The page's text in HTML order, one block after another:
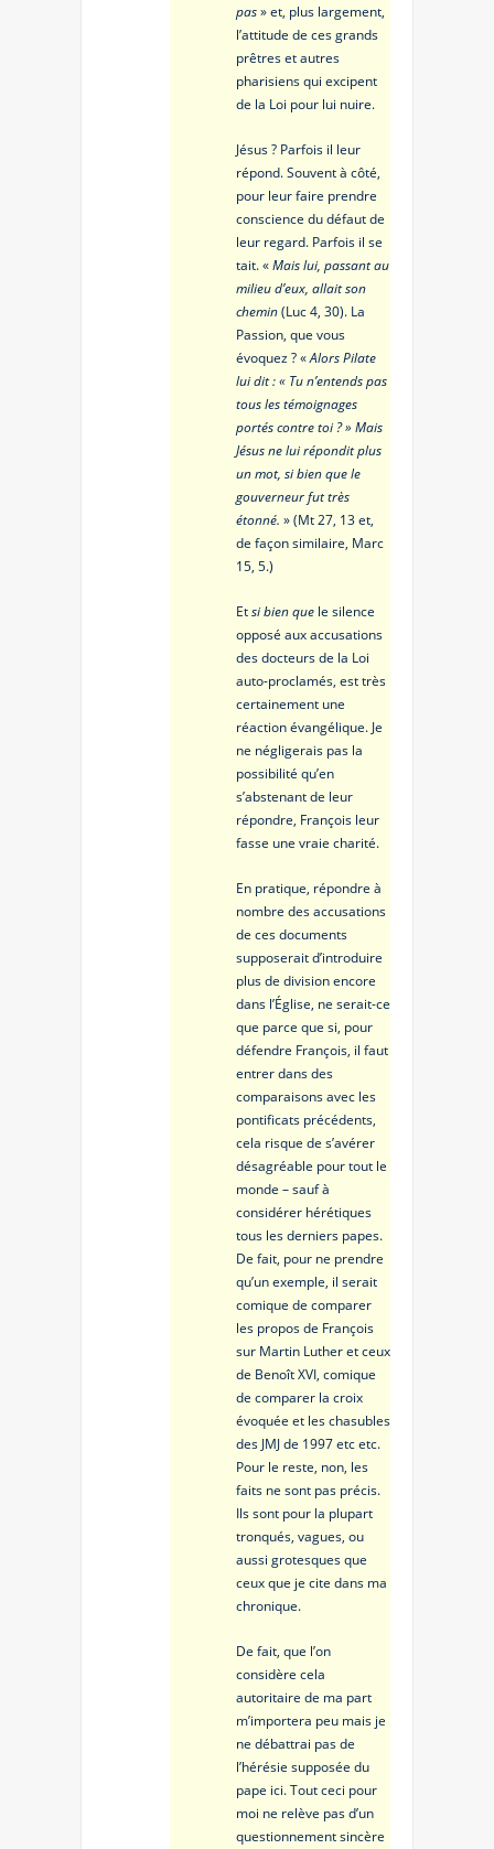
pas» et, plus largement,
l’attitude de ces grands
prêtres et autres
pharisiens qui excipent
de la Loi pour lui nuire.
Jésus ? Parfois il leur
répond. Souvent à côté,
pour leur faire prendre
conscience du défaut de
leur regard. Parfois il se
tait. «Mais lui, passant au
milieu d’eux, allait son
chemin(Luc 4, 30). La
Passion, que vous
évoquez ? «Alors Pilate
lui dit : « Tu n’entends pas
tous les témoignages
portés contre toi ? » Mais
Jésus ne lui répondit plus
un mot, si bien que le
gouverneur fut très
étonné. » (Mt 27, 13 et,
de façon similaire, Marc
15, 5.)
Etsi bien que le silence
opposé aux accusations
des docteurs de la Loi
auto-proclamés, est très
certainement une
réaction évangélique. Je
ne négligerais pas la
possibilité qu’en
s’abstenant de leur
répondre, François leur
fasse une vraie charité.
En pratique, répondre à
nombre des accusations
de ces documents
supposerait d’introduire
plus de division encore
dans l’Église, ne serait-ce
que parce que si, pour
défendre François, il faut
entrer dans des
comparaisons avec les
pontificats précédents,
cela risque de s’avérer
désagréable pour tout le
monde – sauf à
considérer hérétiques
tous les derniers papes.
De fait, pour ne prendre
qu’un exemple, il serait
comique de comparer
les propos de François
sur Martin Luther et ceux
de Benoît XVI, comique
de comparer la croix
évoquée et les chasubles
des JMJ de 1997 etc etc.
Pour le reste, non, les
faits ne sont pas précis.
Ils sont pour la plupart
tronqués, vagues, ou
aussi grotesques que
ceux que je cite dans ma
chronique.
De fait, que l’on
considère cela
autoritaire de ma part
m’importera peu mais je
ne débattrai pas de
l’hérésie supposée du
pape ici. Tout ceci pour
moi ne relève pas d’un
questionnement sincère